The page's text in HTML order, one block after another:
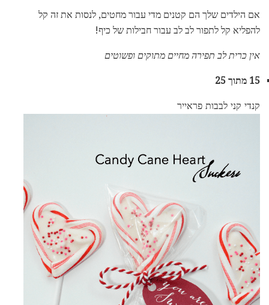
אם הילדים שלך הם קטנים מדי עבור מחטים, לנסות את זה קל
להפליא קל לתפור לב לב עבור חבילות של כיף!
אין כרית לב תפירה מחיים מתוקים ופשוטים
15 מתוך 25
קנדי קני לבבות פראייר